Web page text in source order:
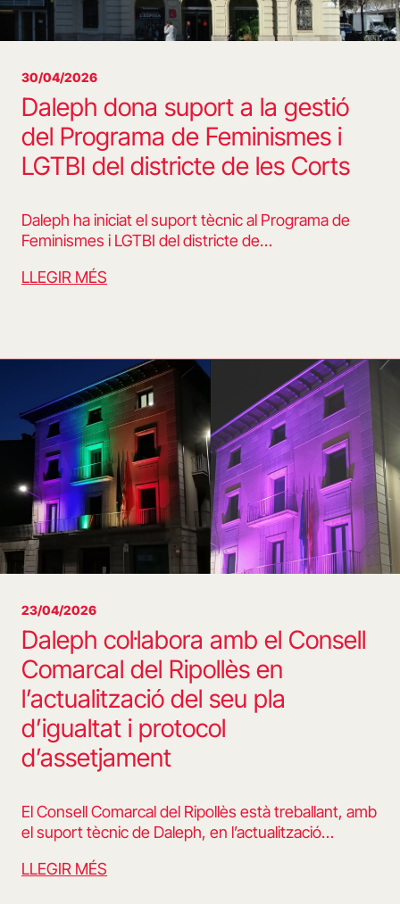
30/04/2026
Daleph dona suport a la gestió
del Programa de Feminismes i
LGTBI del districte de les Corts
Daleph ha iniciat el suport tècnic al Programa de
Feminismes i LGTBI del districte de…
LLEGIR MÉS
23/04/2026
Daleph col·labora amb el Consell
Comarcal del Ripollès en
l’actualització del seu pla
d’igualtat i protocol
d’assetjament
El Consell Comarcal del Ripollès està treballant, amb
el suport tècnic de Daleph, en l’actualització…
LLEGIR MÉS